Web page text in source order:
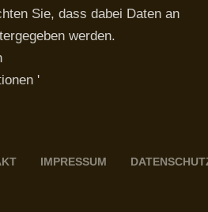
Sie, dass dabei Daten an
werden.
'
IMPRESSUM